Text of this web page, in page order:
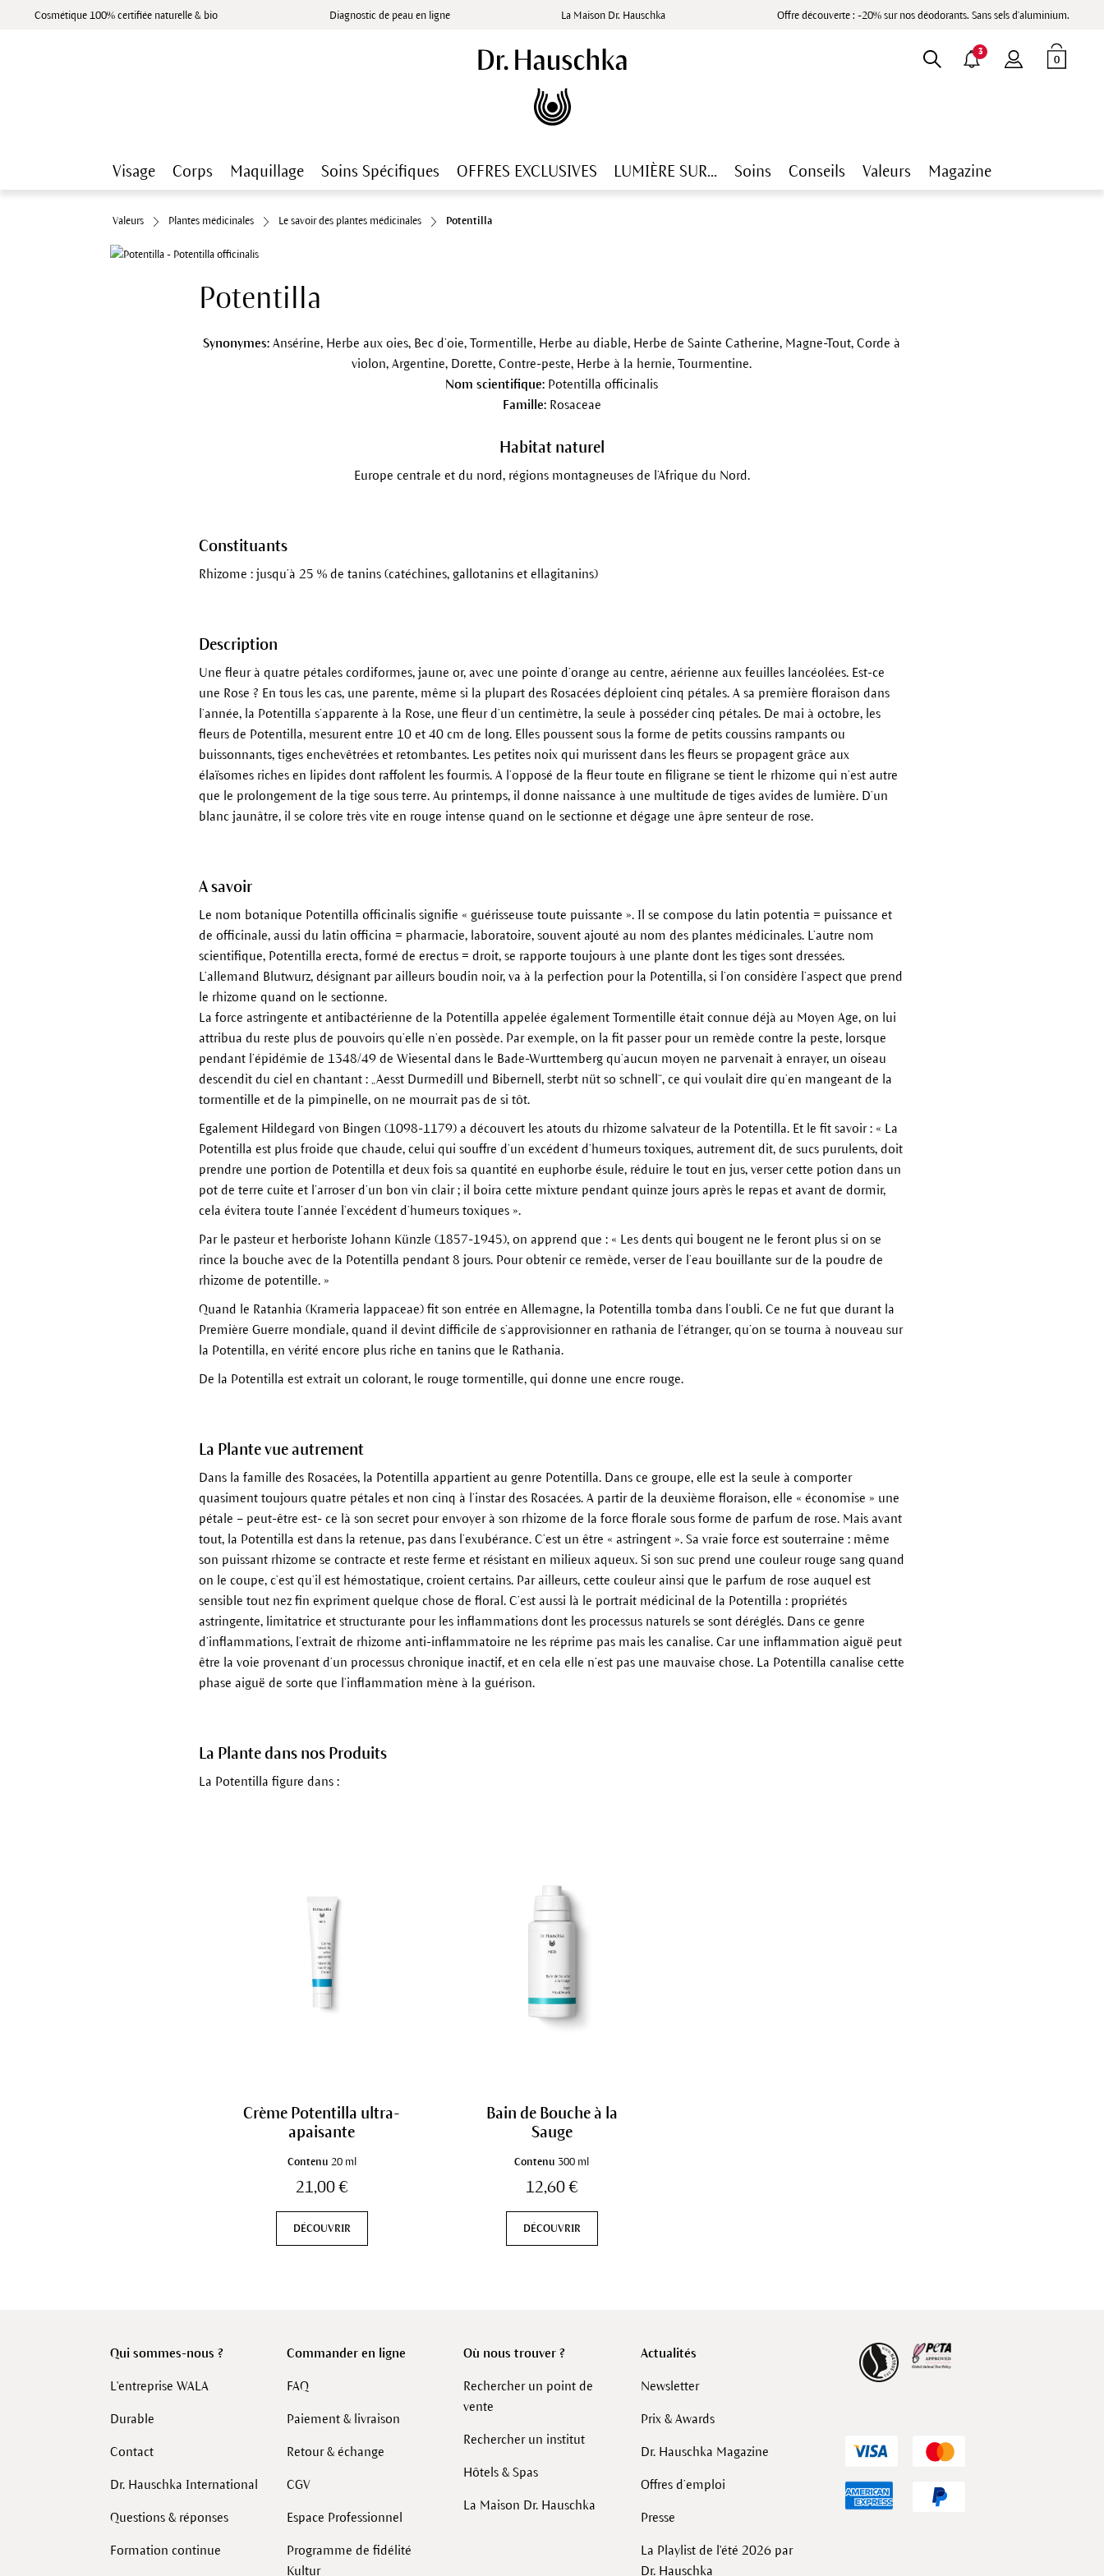
Cosmétique 100% certifiée naturelle & bio Diagnostic de peau en ligne La Maison Dr. Hauschka Offre découverte : -20% sur nos déodorants. Sans sels d'aluminium.
0
3
Visage Corps Maquillage Soins Spécifiques OFFRES EXCLUSIVES LUMIÈRE SUR... Soins Conseils Valeurs Magazine
Valeurs Plantes médicinales Le savoir des plantes médicinales Potentilla
Potentilla
Synonymes: Ansérine, Herbe aux oies, Bec d’oie, Tormentille, Herbe au diable, Herbe de Sainte Catherine, Magne-Tout, Corde à
violon, Argentine, Dorette, Contre-peste, Herbe à la hernie, Tourmentine.
Nom scientifique: Potentilla officinalis
Famille:Rosaceae
Habitat naturel
Europe centrale et du nord, régions montagneuses de l’Afrique du Nord.
Constituants
Rhizome : jusqu’à 25 % de tanins (catéchines, gallotanins et ellagitanins)
Description
Une fleur à quatre pétales cordiformes, jaune or, avec une pointe d’orange au centre, aérienne aux feuilles lancéolées. Est-ce
une Rose ? En tous les cas, une parente, même si la plupart des Rosacées déploient cinq pétales. A sa première floraison dans
l’année, la Potentilla s’apparente à la Rose, une fleur d’un centimètre, la seule à posséder cinq pétales. De mai à octobre, les
fleurs de Potentilla, mesurent entre 10 et 40 cm de long. Elles poussent sous la forme de petits coussins rampants ou
buissonnants, tiges enchevêtrées et retombantes. Les petites noix qui murissent dans les fleurs se propagent grâce aux
élaïsomes riches en lipides dont raffolent les fourmis. A l’opposé de la fleur toute en filigrane se tient le rhizome qui n’est autre
que le prolongement de la tige sous terre. Au printemps, il donne naissance à une multitude de tiges avides de lumière. D’un
blanc jaunâtre, il se colore très vite en rouge intense quand on le sectionne et dégage une âpre senteur de rose.
A savoir
Le nom botanique Potentilla officinalis signifie « guérisseuse toute puissante ». Il se compose du latin potentia = puissance et
de officinale, aussi du latin officina = pharmacie, laboratoire, souvent ajouté au nom des plantes médicinales. L’autre nom
scientifique, Potentilla erecta, formé de erectus = droit, se rapporte toujours à une plante dont les tiges sont dressées.
L’allemand Blutwurz, désignant par ailleurs boudin noir, va à la perfection pour la Potentilla, si l’on considère l’aspect que prend
le rhizome quand on le sectionne.
La force astringente et antibactérienne de la Potentilla appelée également Tormentille était connue déjà au Moyen Age, on lui
attribua du reste plus de pouvoirs qu’elle n’en possède. Par exemple, on la fit passer pour un remède contre la peste, lorsque
pendant l’épidémie de 1348/49 de Wiesental dans le Bade-Wurttemberg qu’aucun moyen ne parvenait à enrayer, un oiseau
descendit du ciel en chantant : „Aesst Durmedill und Bibernell, sterbt nüt so schnell“, ce qui voulait dire qu’en mangeant de la
tormentille et de la pimpinelle, on ne mourrait pas de si tôt.
Egalement Hildegard von Bingen (1098-1179) a découvert les atouts du rhizome salvateur de la Potentilla. Et le fit savoir : « La
Potentilla est plus froide que chaude, celui qui souffre d’un excédent d’humeurs toxiques, autrement dit, de sucs purulents, doit
prendre une portion de Potentilla et deux fois sa quantité en euphorbe ésule, réduire le tout en jus, verser cette potion dans un
pot de terre cuite et l’arroser d’un bon vin clair ; il boira cette mixture pendant quinze jours après le repas et avant de dormir,
cela évitera toute l’année l’excédent d’humeurs toxiques ».
Par le pasteur et herboriste Johann Künzle (1857-1945), on apprend que : « Les dents qui bougent ne le feront plus si on se
rince la bouche avec de la Potentilla pendant 8 jours. Pour obtenir ce remède, verser de l’eau bouillante sur de la poudre de
rhizome de potentille. »
Quand le Ratanhia (Krameria lappaceae) fit son entrée en Allemagne, la Potentilla tomba dans l’oubli. Ce ne fut que durant la
Première Guerre mondiale, quand il devint difficile de s’approvisionner en rathania de l’étranger, qu’on se tourna à nouveau sur
la Potentilla, en vérité encore plus riche en tanins que le Rathania.
De la Potentilla est extrait un colorant, le rouge tormentille, qui donne une encre rouge.
La Plante vue autrement
Dans la famille des Rosacées, la Potentilla appartient au genre Potentilla. Dans ce groupe, elle est la seule à comporter
quasiment toujours quatre pétales et non cinq à l’instar des Rosacées. A partir de la deuxième floraison, elle « économise » une
pétale – peut-être est- ce là son secret pour envoyer à son rhizome de la force florale sous forme de parfum de rose. Mais avant
tout, la Potentilla est dans la retenue, pas dans l’exubérance. C’est un être « astringent ». Sa vraie force est souterraine : même
son puissant rhizome se contracte et reste ferme et résistant en milieux aqueux. Si son suc prend une couleur rouge sang quand
on le coupe, c’est qu’il est hémostatique, croient certains. Par ailleurs, cette couleur ainsi que le parfum de rose auquel est
sensible tout nez fin expriment quelque chose de floral. C’est aussi là le portrait médicinal de la Potentilla : propriétés
astringente, limitatrice et structurante pour les inflammations dont les processus naturels se sont déréglés. Dans ce genre
d’inflammations, l’extrait de rhizome anti-inflammatoire ne les réprime pas mais les canalise. Car une inflammation aiguë peut
être la voie provenant d’un processus chronique inactif, et en cela elle n’est pas une mauvaise chose. La Potentilla canalise cette
phase aiguë de sorte que l’inflammation mène à la guérison.
La Plante dans nos Produits
La Potentilla figure dans :
Crème Potentilla ultra-
apaisante
Contenu 20 ml
21,00 €
DÉCOUVRIR
Bain de Bouche à la
Sauge
Contenu300 ml
12,60 €
DÉCOUVRIR
Qui sommes-nous ?
L'entreprise WALA
Durable
Contact
Dr. Hauschka International
Questions & réponses
Formation continue
Commander en ligne
FAQ
Paiement & livraison
Retour & échange
CGV
Espace Professionnel
Programme de fidélité
Kultur
Où nous trouver ?
Rechercher un point de
vente
Rechercher un institut
Hôtels & Spas
La Maison Dr. Hauschka
Actualités
Newsletter
Prix & Awards
Dr. Hauschka Magazine
Offres d’emploi
Presse
La Playlist de l'été 2026 par
Dr. Hauschka